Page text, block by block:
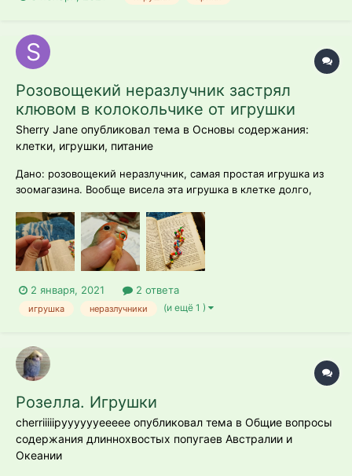
тусить в к...
Розовощекий неразлучник застрял
клювом в колокольчике от игрушки
Sherry Jane опубликовал тема в Основы содержания:
клетки, игрушки, питание
Дано: розовощекий неразлучник, самая простая игрушка из
зоомагазина. Вообще висела эта игрушка в клетке долго,
Внимание на нее было никакого, пока в один прекрасный
вечер птиц не заинтересовался. Гонял ее по всей стене
клетки, куса...
2 января, 2021 2 ответа
игрушка неразлучники (и ещё 1 )
Розелла. Игрушки
cherriiiiipyyyyyyeeeee опубликовал тема в Общие вопросы
содержания длиннохвостых попугаев Австралии и
Океании